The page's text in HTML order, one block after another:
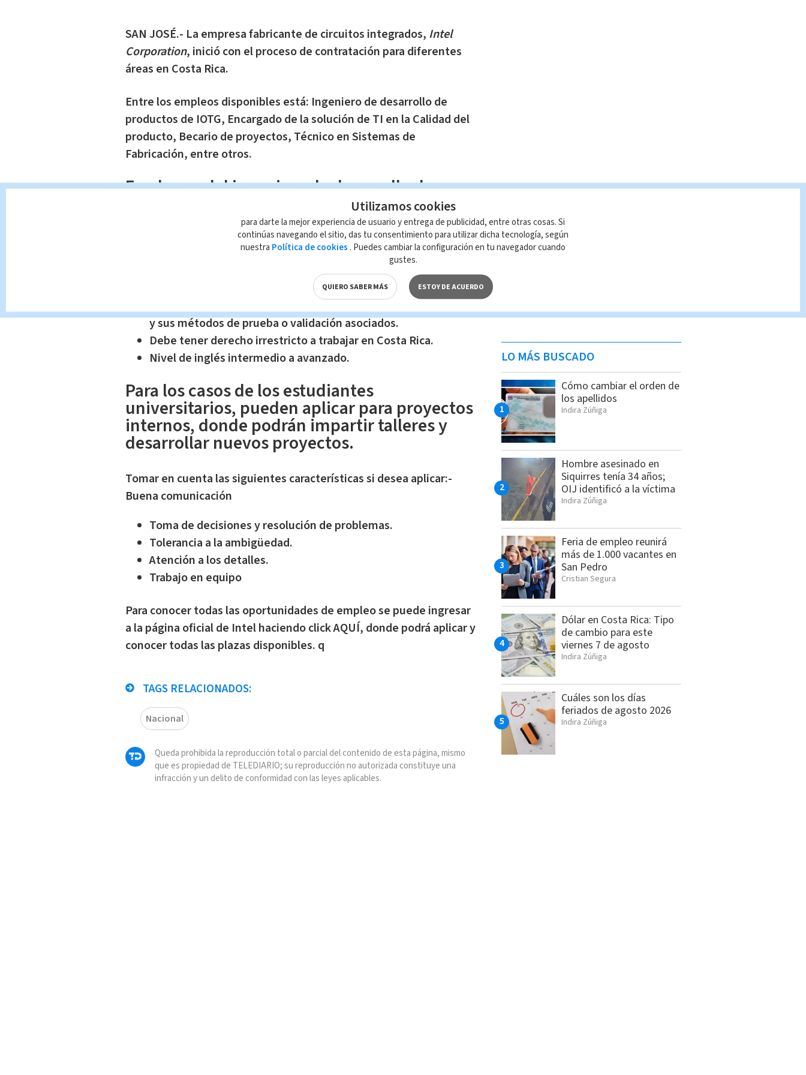
SAN JOSÉ.- La empresa fabricante de circuitos integrados, Intel
Corporation, inició con el proceso de contratación para diferentes
áreas en Costa Rica.
Entre los empleos disponibles está: Ingeniero de desarrollo de
productos de IOTG, Encargado de la solución de TI en la Calidad del
producto, Becario de proyectos, Técnico en Sistemas de
Fabricación, entre otros.
En el caso del ingeniero de desarrollo de
productos, la organización solicita:
Licenciatura en Electrónica Eléctrica.
Ingeniería en Computación o campo relacionado.
Más de 2 años de experiencia en conceptos de arquitectura de
y sus métodos de prueba o validación asociados.
Debe tener derecho irrestricto a trabajar en Costa Rica.
Nivel de inglés intermedio a avanzado.
Para los casos de los estudiantes
universitarios, pueden aplicar para proyectos
internos, donde podrán impartir talleres y
desarrollar nuevos proyectos.
Tomar en cuenta las siguientes características si desea aplicar:-
Buena comunicación
Toma de decisiones y resolución de problemas.
Tolerancia a la ambigüedad.
Atención a los detalles.
Trabajo en equipo
Para conocer todas las oportunidades de empleo se puede ingresar
a la página oficial de Intel haciendo click AQUÍ, donde podrá aplicar y
conocer todas las plazas disponibles. q
TAGS RELACIONADOS:
Nacional
Queda prohibida la reproducción total o parcial del contenido de esta página, mismo
que es propiedad de TELEDIARIO; su reproducción no autorizada constituye una
infracción y un delito de conformidad con las leyes aplicables.
LO MÁS BUSCADO
Cómo cambiar el orden de
los apellidos
Indira Zúñiga
Hombre asesinado en
Siquirres tenía 34 años;
OIJ identificó a la víctima
Indira Zúñiga
Feria de empleo reunirá
más de 1.000 vacantes en
San Pedro
Cristian Segura
Dólar en Costa Rica: Tipo
de cambio para este
viernes 7 de agosto
Indira Zúñiga
Cuáles son los días
feriados de agosto 2026
Indira Zúñiga
Utilizamos cookies
para darte la mejor experiencia de usuario y entrega de publicidad, entre otras cosas. Si
continúas navegando el sitio, das tu consentimiento para utilizar dicha tecnología, según
nuestra Política de cookies . Puedes cambiar la configuración en tu navegador cuando
gustes.
QUIERO SABER MÁS ESTOY DE ACUERDO